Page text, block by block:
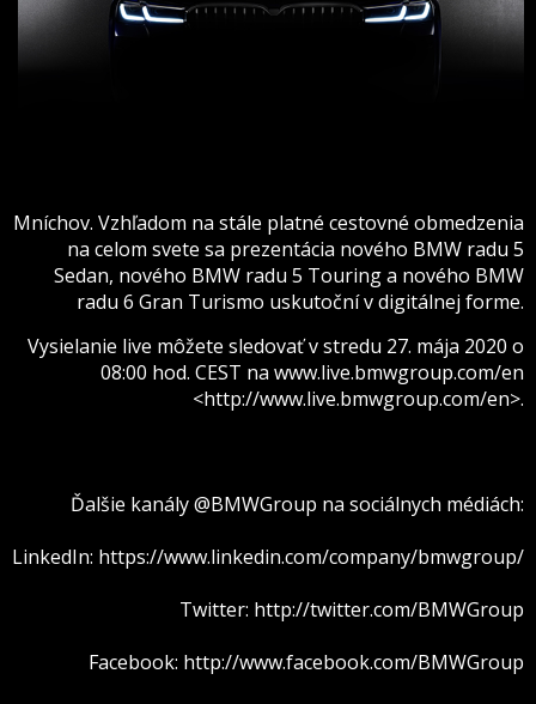
Mníchov. Vzhľadom na stále platné cestovné obmedzenia
na celom svete sa prezentácia nového BMW radu 5
Sedan, nového BMW radu 5 Touring a nového BMW
radu 6 Gran Turismo uskutoční v digitálnej forme.
Vysielanie live môžete sledovať v stredu 27. mája 2020 o
08:00 hod. CEST na www.live.bmwgroup.com/en
<http://www.live.bmwgroup.com/en>.
Ďalšie kanály @BMWGroup na sociálnych médiách:
LinkedIn: https://www.linkedin.com/company/bmwgroup/
Twitter: http://twitter.com/BMWGroup
Facebook: http://www.facebook.com/BMWGroup